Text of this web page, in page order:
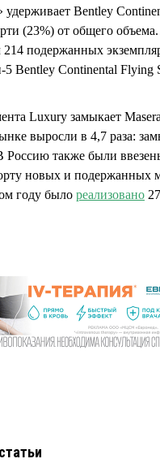
удерживает Bentley
(23%) от общего
214 подержанных
Bentley Continental Flying
Luxury замыкает
выросли в 4,7 раза:
Россию также были
новых и подержанных
году было реализовано